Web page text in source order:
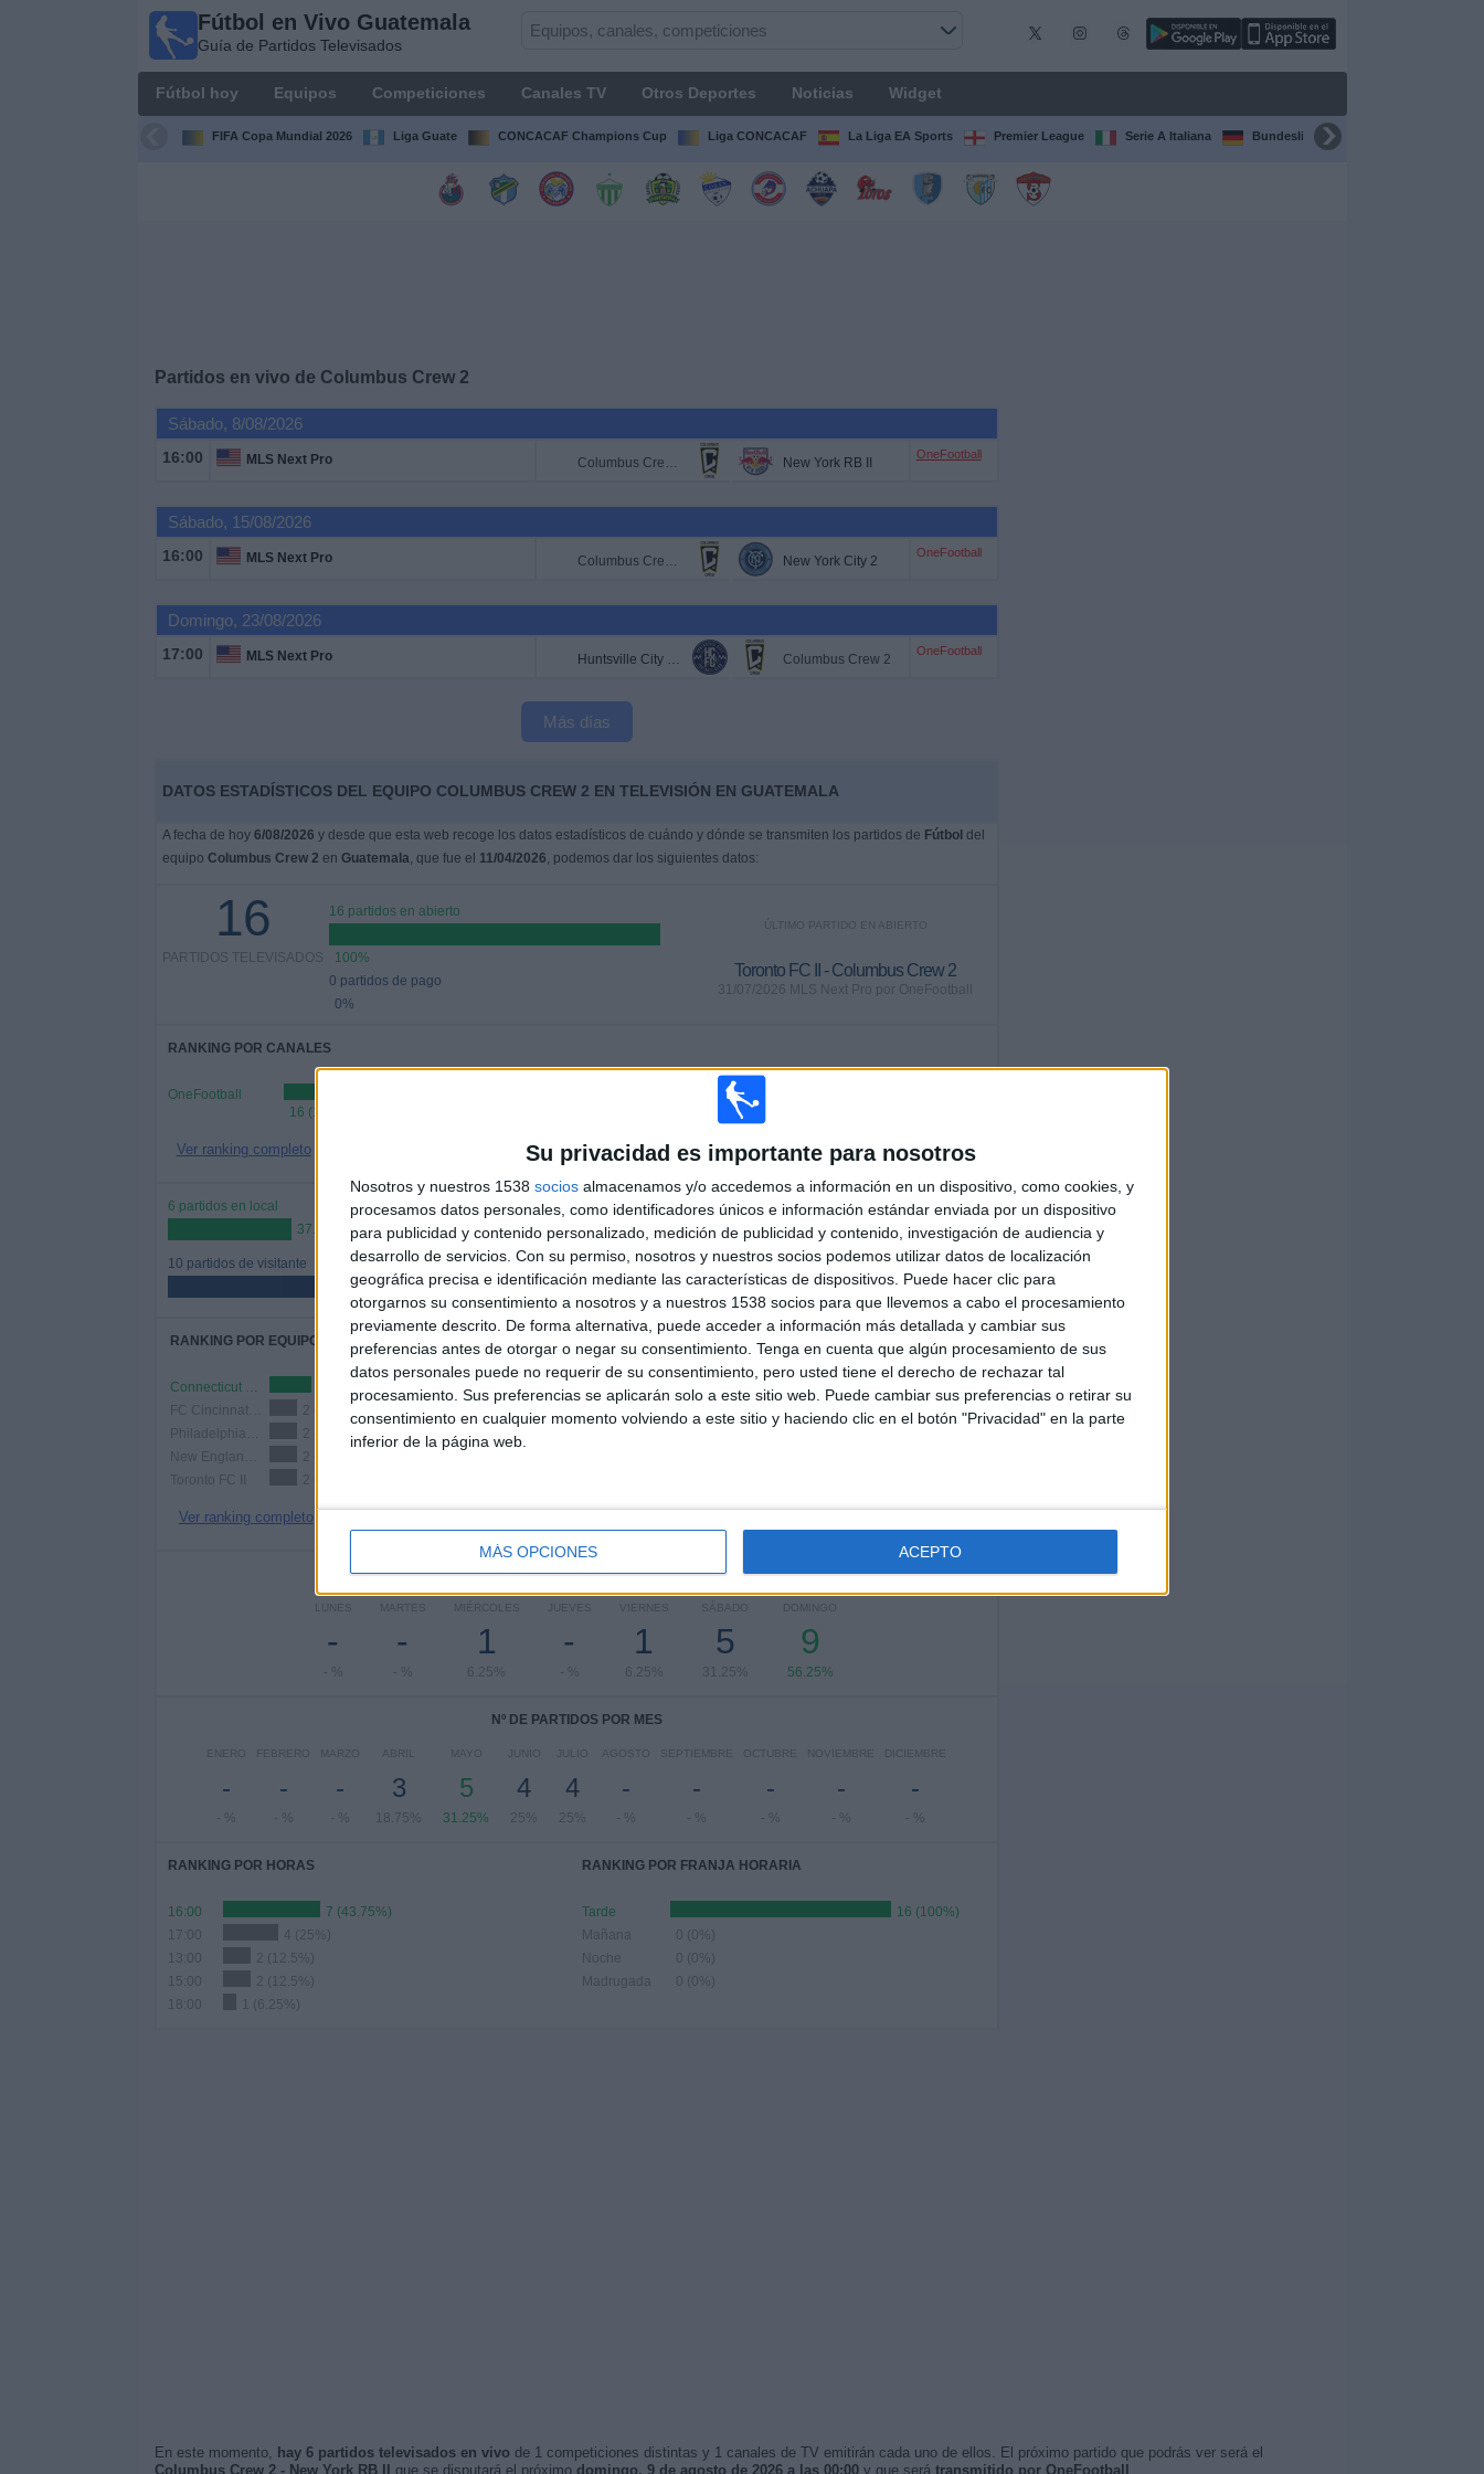
Su privacidad es importante para nosotros
Nosotros y nuestros 1538 socios almacenamos y/o accedemos a información en un dispositivo, como cookies, y
procesamos datos personales, como identificadores únicos e información estándar enviada por un dispositivo
para publicidad y contenido personalizado, medición de publicidad y contenido, investigación de audiencia y
desarrollo de servicios. Con su permiso, nosotros y nuestros socios podemos utilizar datos de localización
geográfica precisa e identificación mediante las características de dispositivos. Puede hacer clic para
otorgarnos su consentimiento a nosotros y a nuestros 1538 socios para que llevemos a cabo el procesamiento
previamente descrito. De forma alternativa, puede acceder a información más detallada y cambiar sus
preferencias antes de otorgar o negar su consentimiento. Tenga en cuenta que algún procesamiento de sus
datos personales puede no requerir de su consentimiento, pero usted tiene el derecho de rechazar tal
procesamiento. Sus preferencias se aplicarán solo a este sitio web. Puede cambiar sus preferencias o retirar su
consentimiento en cualquier momento volviendo a este sitio y haciendo clic en el botón "Privacidad" en la parte
inferior de la página web.
MÁS OPCIONES ACEPTO
Fútbol en Vivo Guatemala
Guía de Partidos Televisados
Fútbol hoy Equipos Competiciones Canales TV Otros Deportes Noticias Widget
FIFA Copa Mundial 2026 Liga Guate CONCACAF Champions Cup Liga CONCACAF La Liga EA Sports Premier League Serie A Italiana Bundesliga
Partidos en vivo de Columbus Crew 2
Sábado, 8/08/2026
16:00 MLS Next Pro Columbus Crew 2 New York RB II
OneFootball
Sábado, 15/08/2026
16:00 MLS Next Pro Columbus Crew 2 New York City 2
OneFootball
Domingo, 23/08/2026
17:00 MLS Next Pro Huntsville City FC Columbus Crew 2
OneFootball
Más días
DATOS ESTADÍSTICOS DEL EQUIPO COLUMBUS CREW 2 EN TELEVISIÓN EN GUATEMALA
A fecha de hoy 6/08/2026 y desde que esta web recoge los datos estadísticos de cuándo y dónde se transmiten los partidos de Fútbol del
equipo Columbus Crew 2 en Guatemala, que fue el 11/04/2026, podemos dar los siguientes datos:
16
PARTIDOS TELEVISADOS
16 partidos en abierto
100%
0 partidos de pago
0%
ÚLTIMO PARTIDO EN ABIERTO
Toronto FC II - Columbus Crew 2
31/07/2026 MLS Next Pro por OneFootball
RANKING POR CANALES
OneFootball
16 (100%)
Ver ranking completo CANALES TV
SIN PARTIDO
GRATUÍTO
PARTIDOS
CONSECUTIVOS
DE PAGO
6 partidos en local
37.5%
10 partidos de visitante
62.5%
TOTAL
10
RIVALES
MÁXIMO
3
VS Connecticut
United FC
TOTAL
1
COMPETICIONES
RANKING POR EQUIPOS
Connecticut United FC
2 (12.5%)
2 (12.5%)
2 (12.5%)
Toronto FC II
2 (12.5%)
Ver ranking completo
RANKING POR COMPETICIONES
MLS Next Pro 16 (100%)
Ver ranking completo
Nº DE PARTIDOS POR DÍA DE LA SEMANA
LUNES
-
- %
MARTES
-
- %
MIÉRCOLES
1
6.25%
JUEVES
-
- %
VIERNES
1
6.25%
SÁBADO
5
31.25%
DOMINGO
9
56.25%
Nº DE PARTIDOS POR MES
ENERO
-
- %
FEBRERO
-
- %
MARZO
-
- %
ABRIL
3
18.75%
MAYO
5
31.25%
JUNIO
4
25%
JULIO
4
25%
AGOSTO
-
- %
SEPTIEMBRE
-
- %
OCTUBRE
-
- %
NOVIEMBRE
-
- %
DICIEMBRE
-
- %
RANKING POR HORAS
16:00
7 (43.75%)
17:00
4 (25%)
13:00
2 (12.5%)
15:00
2 (12.5%)
18:00
1 (6.25%)
RANKING POR FRANJA HORARIA
Tarde
16 (100%)
Mañana
0 (0%)
Noche
0 (0%)
Madrugada
0 (0%)
En este momento, hay 6 partidos televisados en vivo de 1 competiciones distintas y 1 canales de TV emitirán cada uno de ellos. El próximo partido que podrás ver será el
Columbus Crew 2 - New York RB II
que se disputará el próximo domingo, 9 de agosto de 2026 a las 00:00y que será transmitido por OneFootball
Fútbol en
Guatemala